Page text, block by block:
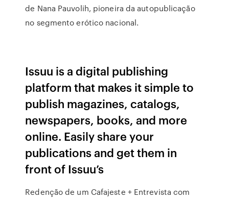
de Nana Pauvolih, pioneira da autopublicação
no segmento erótico nacional.
Issuu is a digital publishing
platform that makes it simple to
publish magazines, catalogs,
newspapers, books, and more
online. Easily share your
publications and get them in
front of Issuu’s
Redenção de um Cafajeste + Entrevista com